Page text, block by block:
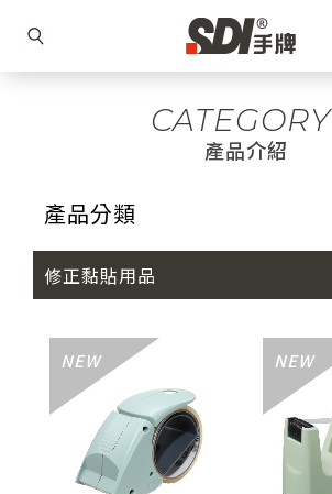
CATEGORY
產品介紹
產品分類
修正黏貼用品